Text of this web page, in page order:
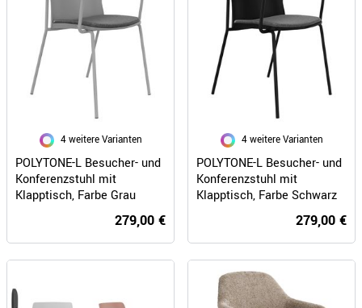
4 weitere Varianten
POLYTONE-L Besucher- und
Konferenzstuhl mit
Klapptisch, Farbe Grau
279,00 €
4 weitere Varianten
POLYTONE-L Besucher- und
Konferenzstuhl mit
Klapptisch, Farbe Schwarz
279,00 €